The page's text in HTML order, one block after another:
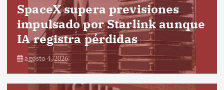
SpaceX supera previsiones
impulsado por Starlink aunque
IA registra pérdidas
agosto 4, 2026